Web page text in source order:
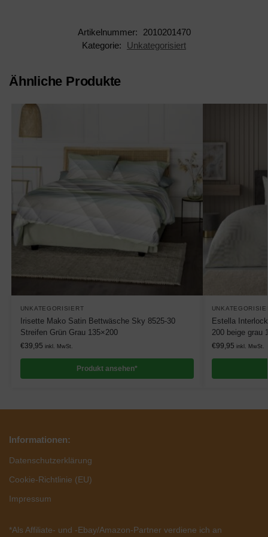
Artikelnummer:
2010201470
Kategorie:
Unkategorisiert
Ähnliche Produkte
UNKATEGORISIERT
Irisette Mako Satin Bettwäsche Sky 8525-30
Streifen Grün Grau 135×200
€39,95 inkl. MwSt.
Produkt ansehen*
Estella
200 beige grau
€99,95 inkl. MwSt.
Informationen:
Datenschutzerklärung
Cookie-Richtlinie (EU)
Impressum
*Als Affiliate- und -Ebay/Amazon-Partner verdiene ich an